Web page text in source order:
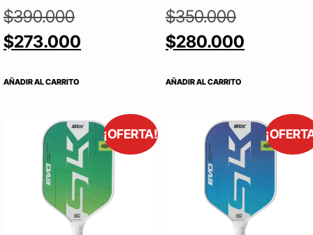
$390.000
$273.000
AÑADIR AL CARRITO
$350.000
$280.000
AÑADIR AL CARRITO
¡OFERTA!